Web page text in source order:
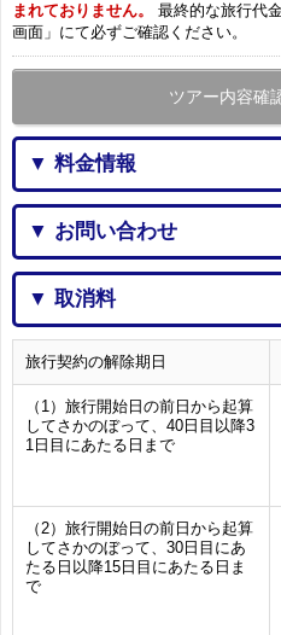
まれておりません。
最終的な旅行代
画面」にて必ずご確認ください。
ツアー内容確
▼ 料金情報
▼ お問い合わせ
▼ 取消料
旅行契約の解除期日
（1）旅行開始日の前日から起算
してさかのぼって、40日目以降3
1日目にあたる日まで
（2）旅行開始日の前日から起算
してさかのぼって、30日目にあ
たる日以降15日目にあたる日ま
で